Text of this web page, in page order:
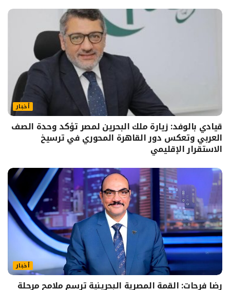
أخبار
قيادي بالوفد: زيارة ملك البحرين لمصر تؤكد وحدة الصف
العربي وتعكس دور القاهرة المحوري في ترسيخ
الاستقرار الإقليمي
أخبار
رضا فرحات: القمة المصرية البحرينية ترسم ملامح مرحلة